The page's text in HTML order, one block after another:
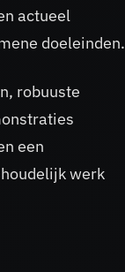
actueel
doeleinden.
robuuste
een
werk